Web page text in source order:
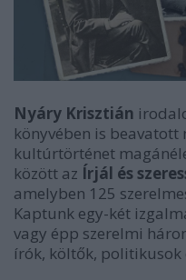
Nyáry Krisztián
könyvében is
kultúrtörténet
között az Írjál és
amelyben 125
Kaptunk egy-két
vagy épp szerelmi
írók, költők, politikusok